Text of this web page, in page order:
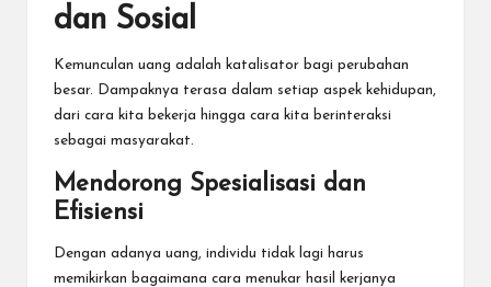
dan Sosial
Kemunculan uang adalah katalisator bagi perubahan
besar. Dampaknya terasa dalam setiap aspek kehidupan,
dari cara kita bekerja hingga cara kita berinteraksi
sebagai masyarakat.
Mendorong Spesialisasi dan
Efisiensi
Dengan adanya uang, individu tidak lagi harus
memikirkan bagaimana cara menukar hasil kerjanya